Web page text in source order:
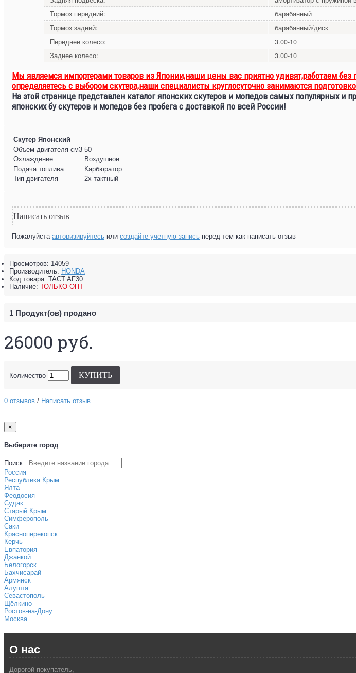
Тормоз передний:
барабанный
Тормоз задний:
барабанный/диск
Переднее колесо:
3.00-10
Заднее колесо:
3.00-10
Мы являемся импортерами товаров из Японии,наши цены вас приятно удивят,работаем
определяетесь с выбором скутера,наши специалисты круглосуточно занимаются
На этой странице представлен каталог японских скутеров и мопедов самых популярных
японских бу скутеров и мопедов без пробега с доставкой по всей России!
Скутер Японский
Объем двигателя см3 50
Охлаждение
Воздушное
Подача топлива
Карбюратор
Тип двигателя
2х тактный
Написать отзыв
Пожалуйста авторизируйтесь или создайте учетную запись перед тем как написать отзыв
Просмотров: 14059
Производитель: HONDA
Код товара: TACT AF30
Наличие: ТОЛЬКО ОПТ
1 Продукт(ов) продано
26000 руб.
Количество КУПИТЬ
0 отзывов / Написать отзыв
×
Выберите город
Поиск:
Россия
Республика Крым
Ялта
Феодосия
Судак
Старый Крым
Симферополь
Саки
Красноперекопск
Керчь
Евпатория
Джанкой
Белогорск
Бахчисарай
Армянск
Алушта
Севастополь
Щёлкино
Ростов-на-Дону
Москва
О нас
Дорогой покупатель,